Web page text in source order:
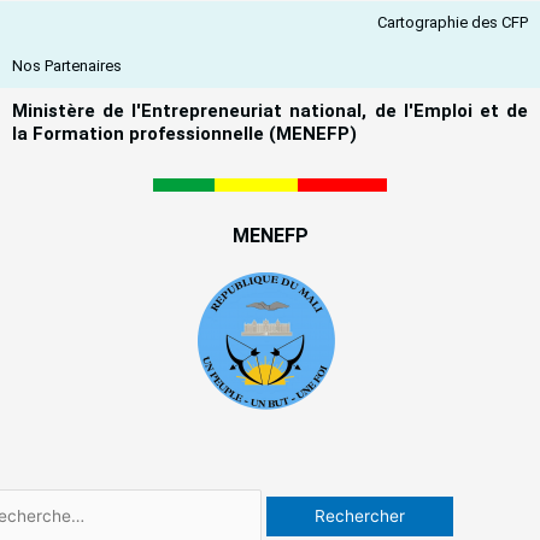
contenu
Cartographie des CFP
Nos Partenaires
Ministère de l'Entrepreneuriat national, de l'Emploi et de
la Formation professionnelle (MENEFP)
MENEFP